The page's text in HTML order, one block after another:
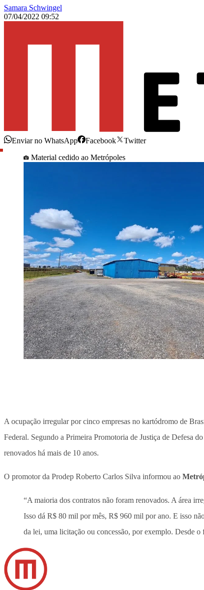
Samara Schwingel
07/04/2022 09:52
Enviar no WhatsApp Facebook
Twitter
Material cedido ao Metrópoles
A ocupação irregular por cinco empresas no kartódromo de
Federal. Segundo a Primeira Promotoria de Justiça de Defesa
renovados há mais de 10 anos.
O promotor da Prodep Roberto Carlos Silva informou ao
“A maioria dos contratos não foram renovados. A área
Isso dá R$ 80 mil por mês, R$ 960 mil por ano. E isso
da lei, uma licitação ou concessão, por exemplo. Desde